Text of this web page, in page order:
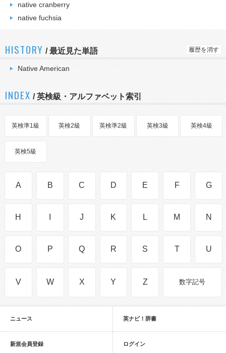
native cranberry
native fuchsia
HISTORY /最近見た単語 履歴を消す
Native American
INDEX / 英検級・アルファベット索引
英検準1級 英検2級 英検準2級 英検3級 英検4級
英検5級
A B C D E F G
H J K L M N
O P Q R S T U
V W X Y Z 数字記号
ニュース 英ナビ！辞書
新規会員登録 ログイン